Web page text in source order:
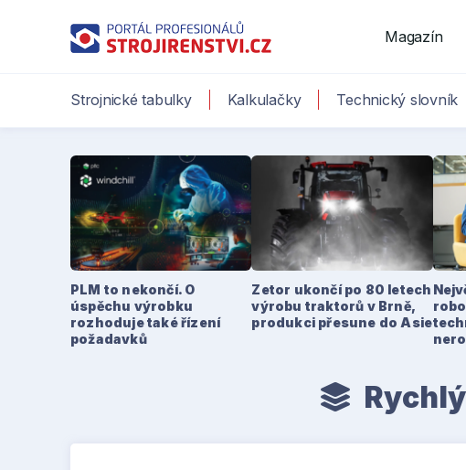
Magazín
Strojnické tabulky Kalkulačky Technický slovník
PLM to nekončí. O
úspěchu výrobku
rozhoduje také řízení
požadavků
Zetor ukončí po 80 letech
výrobu traktorů v Brně,
produkci přesune do Asie